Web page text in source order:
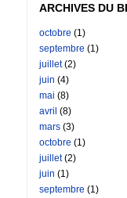
ARCHIVES DU
octobre (1)
septembre (1)
juillet(2)
juin (4)
mai (8)
avril (8)
mars (3)
octobre (1)
juillet(2)
juin (1)
septembre (1)